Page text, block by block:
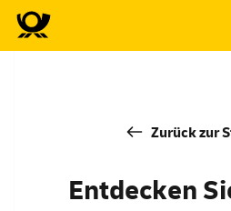
Zurück zur
Entdecken